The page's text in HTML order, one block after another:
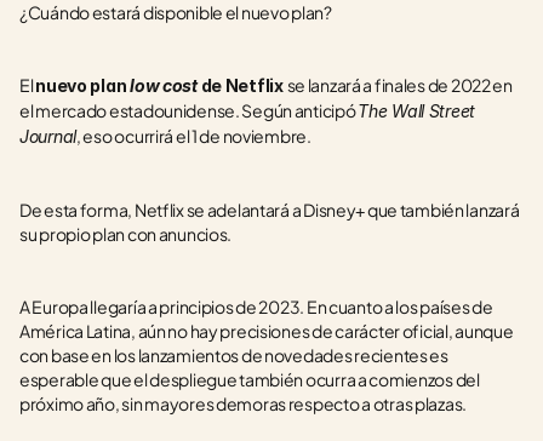
¿Cuándo estará disponible el nuevo plan?
El nuevo plan low cost de Netflix se lanzará a finales de 2022 en
el mercado estadounidense. Según anticipó The Wall Street
Journal, eso ocurrirá el 1 de noviembre.
De esta forma, Netflix se adelantará a Disney+ que también lanzará
su propio plan con anuncios.
A Europa llegaría a principios de 2023. En cuanto a los países de
América Latina, aún no hay precisiones de carácter oficial, aunque
con base en los lanzamientos de novedades recientes es
esperable que el despliegue también ocurra a comienzos del
próximo año, sin mayores demoras respecto a otras plazas.